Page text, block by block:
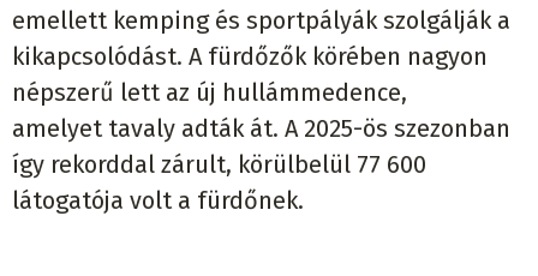
emellett kemping és sportpályák szolgálják a
kikapcsolódást. A fürdőzők körében nagyon
népszerű lett az új hullámmedence,
amelyet tavaly adták át. A 2025-ös szezonban
így rekorddal zárult, körülbelül 77 600
látogatója volt a fürdőnek.